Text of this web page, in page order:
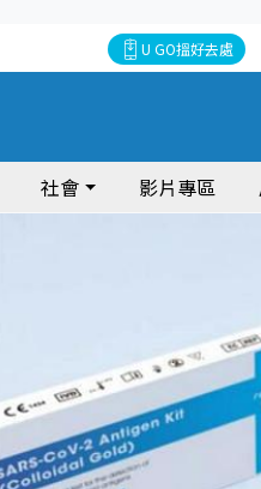
U GO搵好去處
社會 影片專區